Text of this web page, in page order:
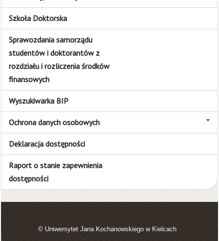
Szkoła Doktorska
Sprawozdania samorządu
studentów i doktorantów z
rozdziału i rozliczenia środków
finansowych
Wyszukiwarka BIP
Ochrona danych osobowych
Deklaracja dostępności
Raport o stanie zapewnienia
dostępności
© Uniwersytet Jana Kochanowskiego w Kielcach